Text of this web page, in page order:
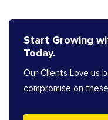
Start Growing
Today.
Our Clients Love us
compromise on these